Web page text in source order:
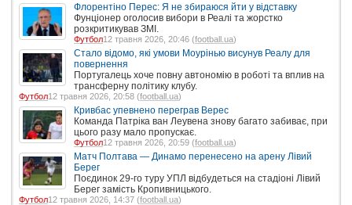
Флорентіно Перес: Я не збираюся йти у відставку
Фунціонер оголосив вибори в Реалі та жорстко
розкритикував ЗМІ.
Футбол12 травня 2026, 20:46 (football.ua)
Стало відомо, які умови Моурінью висунув Реалу для
повернення
Португалець хоче повну автономію в роботі та вплив на
трансферну політику клубу.
Футбол12 травня 2026, 20:58 (football.ua)
Кривбас упевнено переграв Верес
Команда Патріка ван Леувена знову багато забиває, при
цього разу мало пропускає.
Футбол12 травня 2026, 20:59 (football.ua)
Матч Полтава — Динамо перенесено на арену Лівий
Берег
Поєдинок 29-го туру УПЛ відбудеться на стадіоні Лівий
Берег замість Кропивницького.
Футбол12 травня 2026, 14:37 (football.ua)